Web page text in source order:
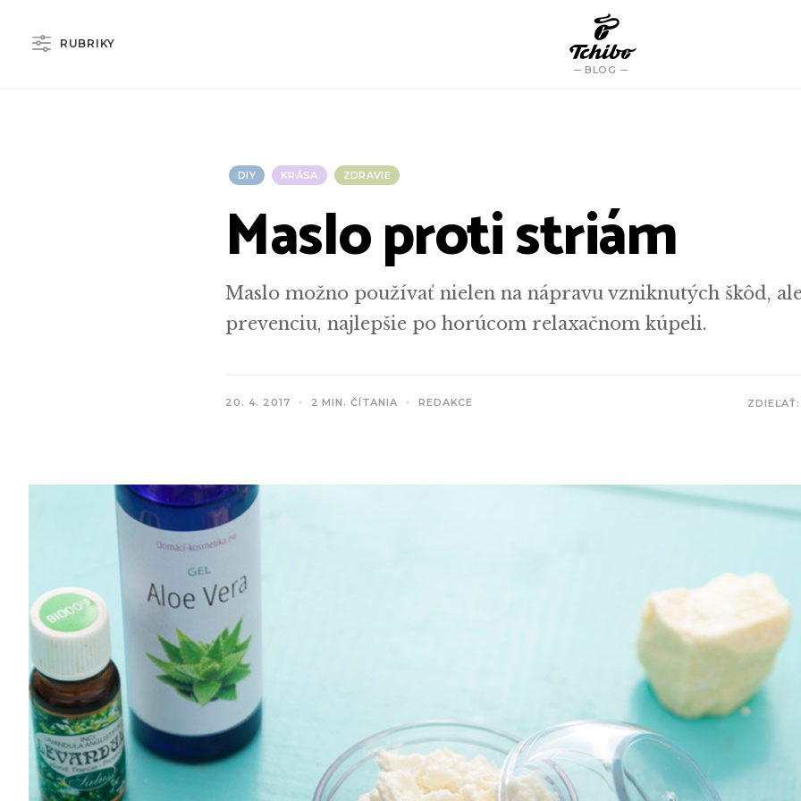
RUBRIKY
BLOG
DIY KRÁSA ZDRAVIE
Maslo proti striám
Maslo možno používať nielen na nápravu vzniknutých škôd,
prevenciu, najlepšie po horúcom relaxačnom kúpeli.
20. 4. 2017 2 MIN. ČÍTANIA REDAKCE